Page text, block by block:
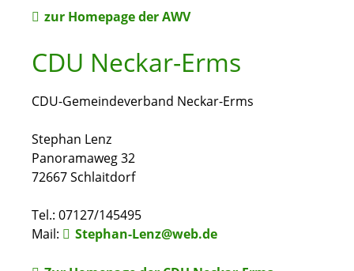
zur Homepage der AWV
CDU Neckar-Erms
CDU-Gemeindeverband Neckar-Erms
Stephan Lenz
Panoramaweg 32
72667 Schlaitdorf
Tel.: 07127/145495
Mail:
Stephan-Lenz@web.de